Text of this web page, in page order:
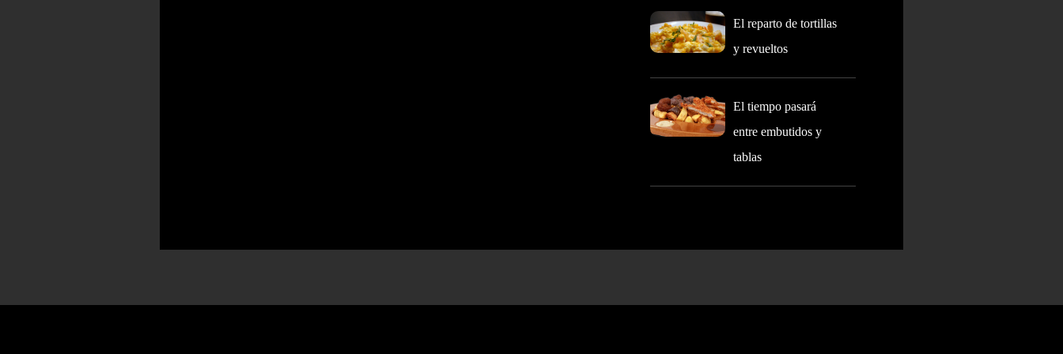
El reparto de tortillas
y revueltos
El tiempo pasará
entre embutidos y
tablas